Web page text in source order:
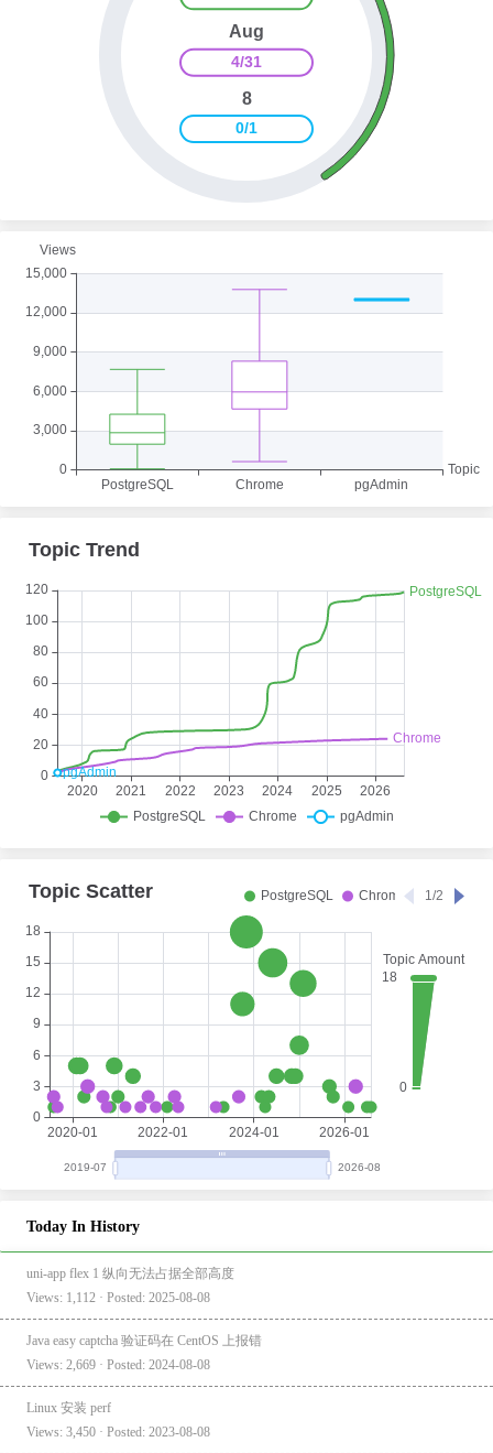
Today In History
uni-app flex 1 纵向无法占据全部高度
Views: 1,112 · Posted: 2025-08-08
Java easy captcha 验证码在 CentOS 上报错
Views: 2,669 · Posted: 2024-08-08
Linux 安装 perf
Views: 3,450 · Posted: 2023-08-08